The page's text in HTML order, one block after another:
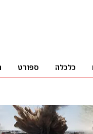
כלכלה ספורט